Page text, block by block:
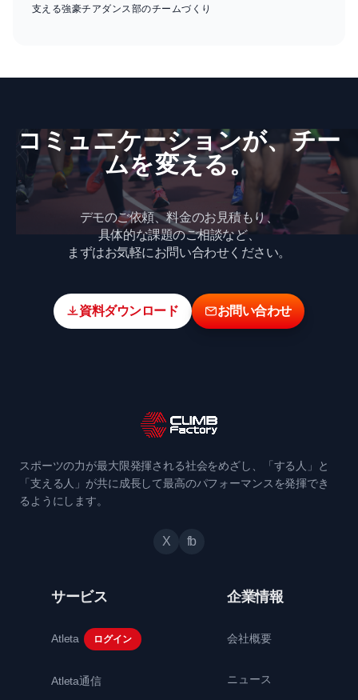
支える強豪チアダンス部のチームづくり
コミュニケーションが、​チー
ムを​変える。
デモのご依頼、料金のお見積もり、
具体的な課題のご相談など、
まずはお気軽にお問い合わせください。
資料ダウンロード お問い合わせ
スポーツの力が最大限発揮される社会をめざし、「する人」と
「支える人」が共に成長して最高のパフォーマンスを発揮でき
るようにします。
X fb
サービス
Atleta ログイン
Atleta通信
企業情報
会社概要
ニュース